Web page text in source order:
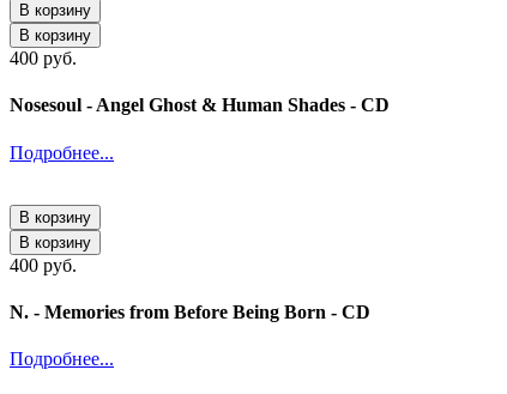
В корзину
В корзину
400 руб.
Nosesoul - Angel Ghost & Human Shades - CD
Подробнее...
В корзину
В корзину
400 руб.
N. - Memories from Before Being Born - CD
Подробнее...